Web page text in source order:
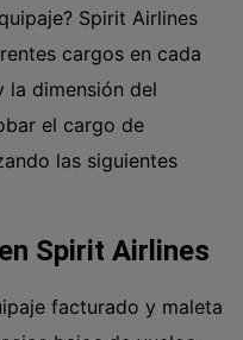
Spirit Airlines
cargos en cada
la dimensión del
el cargo de
las siguientes
Spirit Airlines
facturado y maleta